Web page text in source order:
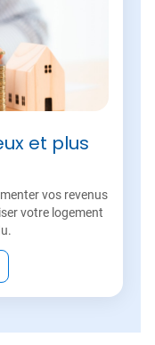
et plus
vos revenus
votre logement